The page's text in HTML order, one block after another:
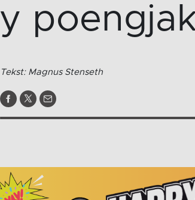
Tekst: Magnus Stenseth